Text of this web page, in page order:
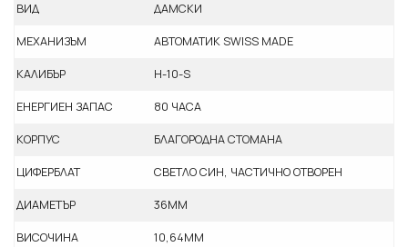
ВИД ДАМСКИ
МЕХАНИЗЪМ АВТОМАТИК SWISS MADE
КАЛИБЪР H-10-S
ЕНЕРГИЕН ЗАПАС 80 ЧАСА
КОРПУС БЛАГОРОДНА СТОМАНА
ЦИФЕРБЛАТ СВЕТЛО СИН, ЧАСТИЧНО ОТВОРЕН
ДИАМЕТЪР 36ММ
ВИСОЧИНА 10,64ММ